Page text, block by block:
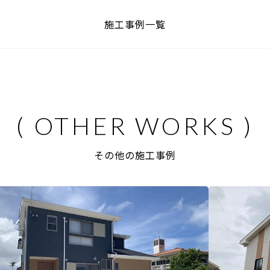
施工事例一覧
その他の施工事例